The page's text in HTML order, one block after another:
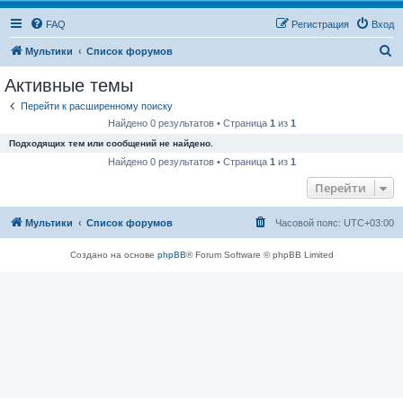
FAQ Вход
Регистрация
Мультики Список форумов
Активные темы
Перейти к расширенному поиску
Найдено 0 результатов • Страница 1 из 1
Подходящих тем или сообщений не найдено.
Найдено 0 результатов • Страница 1 из 1
Перейти
Мультики Список форумов Часовой пояс: UTC+03:00
Создано на основе phpBB® Forum Software © phpBB Limited